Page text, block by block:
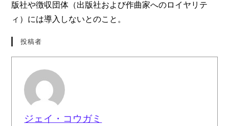
版社や徴収団体（出版社および作曲家へのロイヤリテ
ィ）には導入しないとのこと。
投稿者
ジェイ・コウガミ